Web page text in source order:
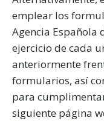
emplear los
Agencia Española
ejercicio de cada
anteriormente
formularios, así
para
siguiente página